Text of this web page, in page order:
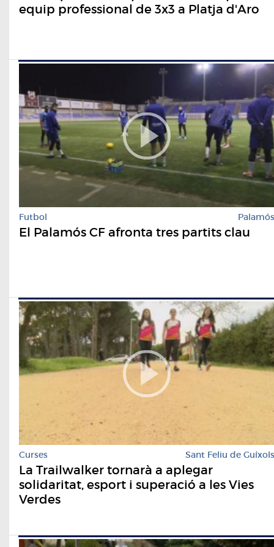
equip professional de 3x3 a Platja d'Aro
Futbol Palamós
El Palamós CF afronta tres partits clau
Curses Sant Feliu de Guíxols
La Trailwalker tornarà a aplegar
solidaritat, esport i superació a les Vies
Verdes